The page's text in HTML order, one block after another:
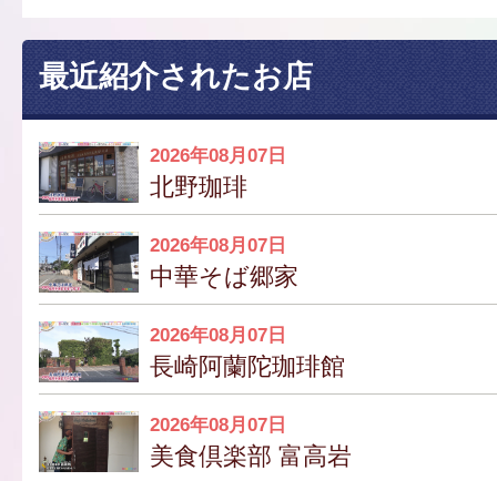
最近紹介されたお店
2026年08月07日
北野珈琲
2026年08月07日
中華そば郷家
2026年08月07日
長崎阿蘭陀珈琲館
2026年08月07日
美食倶楽部 富高岩